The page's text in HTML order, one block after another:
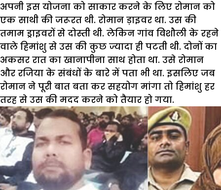
अपनी इस योजना को साकार करने के लिए रोमान को
एक साथी की जरूरत थी. रोमान ड़ाइवर था. उस की
तमाम ड्राइवरों से दोस्ती थी. लेकिन गांव विशौली के रहने
वाले हिमांशु से उस की कुछ ज्यादा ही पटती थी. दोनों का
अकसर रात का खानापीना साथ होता था. उसे रोमान
और रजिया के संबंधों के बारे में पता भी था. इसलिए जब
रोमान ने पूरी बात बता कर सहयोग मांगा तो हिमांशु हर
तरह से उस की मदद करने को तैयार हो गया.